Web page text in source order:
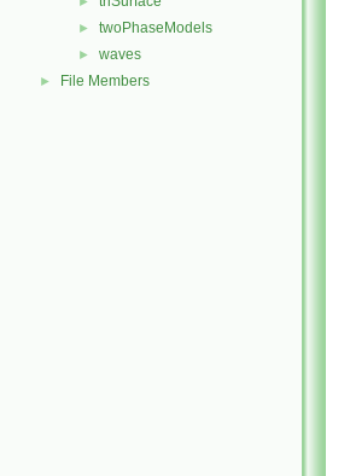
► twoPhaseModels
► waves
► File Members